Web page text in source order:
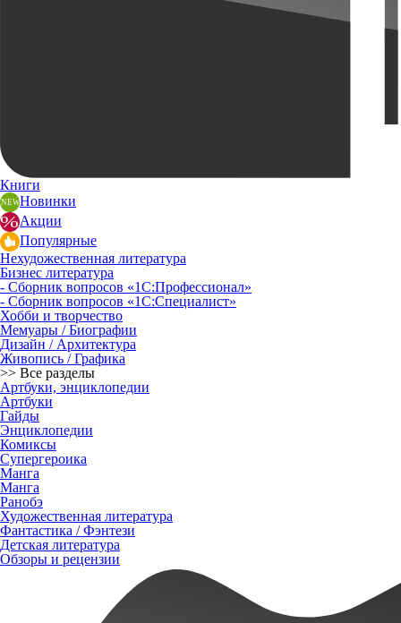
Книги
Новинки
Акции
Популярные
Нехудожественная литература
Бизнес литература
- Сборник вопросов «1С:Профессионал»
- Сборник вопросов «1С:Специалист»
Хобби и творчество
Мемуары / Биографии
Дизайн / Архитектура
Живопись / Графика
>> Все разделы
Артбуки, энциклопедии
Артбуки
Гайды
Энциклопедии
Комиксы
Супергероика
Манга
Манга
Ранобэ
Художественная литература
Фантастика / Фэнтези
Детская литература
Обзоры и рецензии